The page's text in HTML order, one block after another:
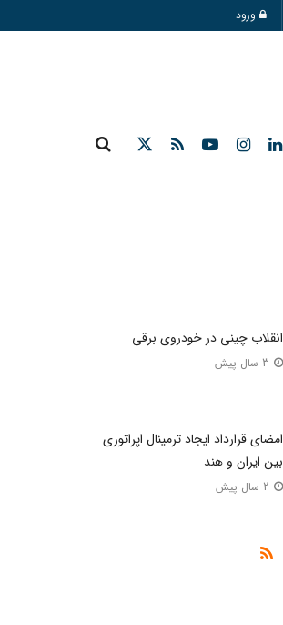
ورود
انقلاب چینی در خودروی برقی
3 سال پیش
امضای قرارداد ایجاد ترمینال اپراتوری
بین ایران و هند​​
2 سال پیش